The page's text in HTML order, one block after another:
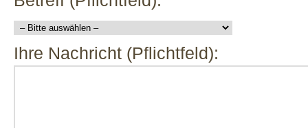
Ihre Nachricht (Pflichtfeld):